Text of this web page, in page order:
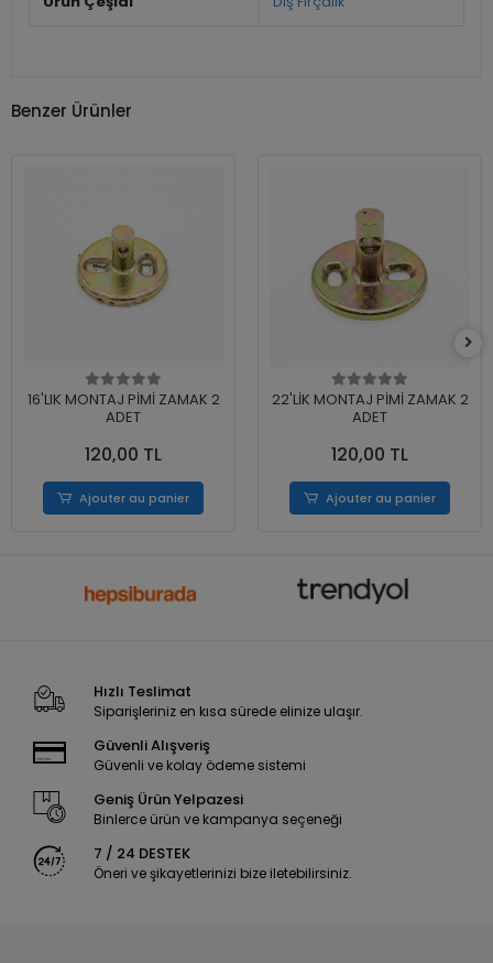
Benzer Ürünler
16'LIK MONTAJ PİMİ ZAMAK 2
ADET
120,00 TL
Ajouter au panier
22'LİK MONTAJ PİMİ ZAMAK 2
ADET
120,00 TL
Ajouter au panier
Hızlı Teslimat
Siparişleriniz en kısa sürede elinize ulaşır.
Güvenli Alışveriş
Güvenli ve kolay ödeme sistemi
Geniş Ürün Yelpazesi
Binlerce ürün ve kampanya seçeneği
7 / 24 DESTEK
Öneri ve şikayetlerinizi bize iletebilirsiniz.